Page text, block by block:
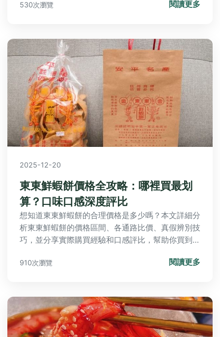
530次瀏覽 閱讀更多
2025-12-20
東東鮮蝦餅價格全攻略：哪裡買最划
算？口味口感深度評比
想知道東東鮮蝦餅的合理價格是多少嗎？本文詳細分
析東東鮮蝦餅的價格區間、各通路比價、真假辨別技
巧，並分享實際購買經驗和口感評比，幫助你買到最
910次瀏覽 閱讀更多